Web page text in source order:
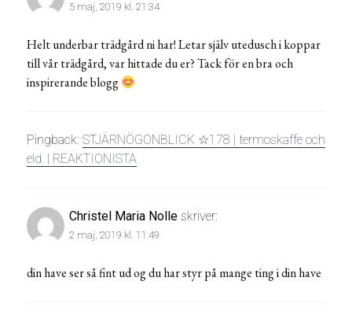
5 maj, 2019 kl. 21:34
Helt underbar trädgård ni har! Letar själv utedusch i koppar
till vår trädgård, var hittade du er? Tack för en bra och
inspirerande blogg
Pingback: STJÄRNÖGONBLICK ☆178 | termoskaffe och
eld. | REAKTIONISTA
Christel Maria Nolle skriver:
2 maj, 2019 kl. 11:49
din have ser så fint ud og du har styr på mange ting i din have